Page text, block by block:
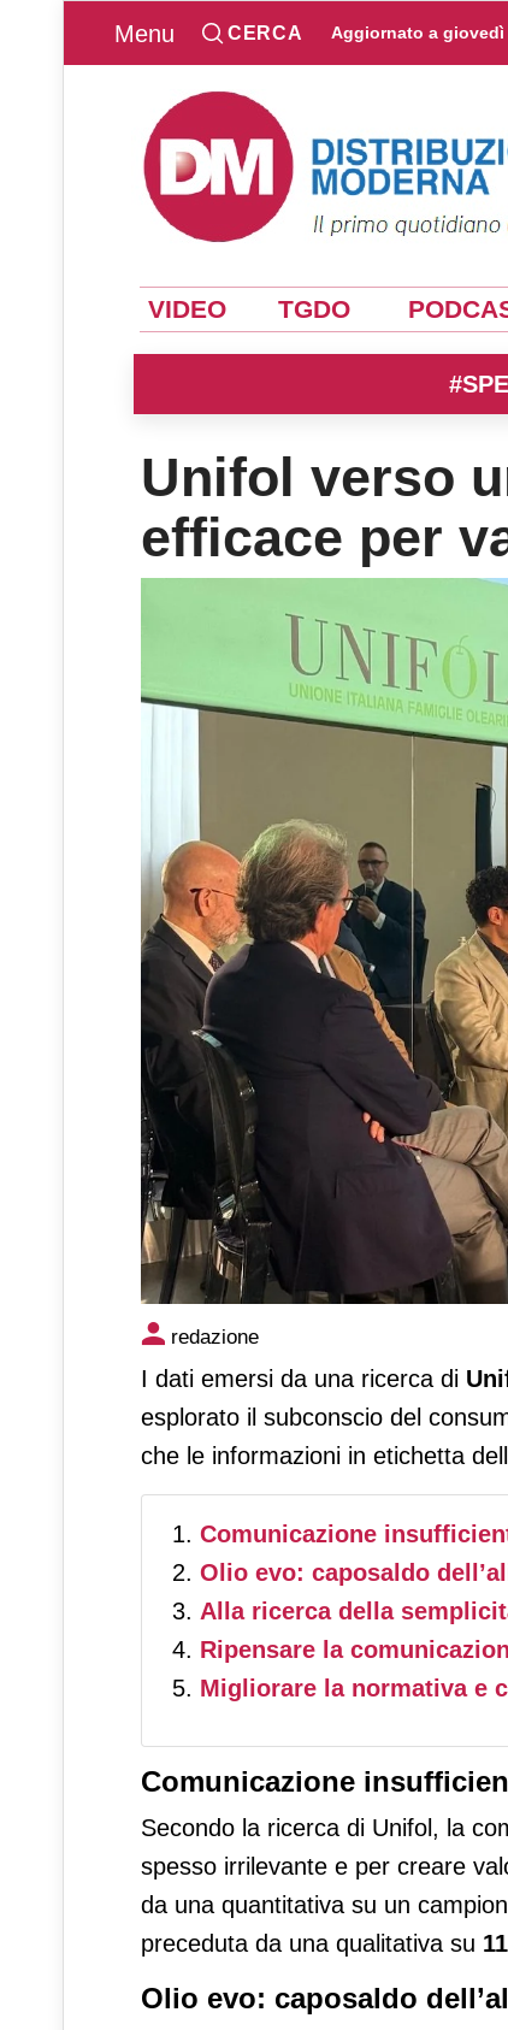
Menu CERCA Aggiornato a giovedì
VIDEO TGDO
Unifol verso
efficace per
Unifol verso una
redazione
I dati emersi da una ricerca di
esplorato il subconscio del
che le informazioni in etichetta
Comunicazione
Olio evo: caposaldo
Alla ricerca della
Ripensare la
Migliorare la normativa e
Comunicazione
Secondo la ricerca di Unifol, la
spesso irrilevante e per creare
da una quantitativa su un
preceduta da una qualitativa su
Olio evo: caposaldo